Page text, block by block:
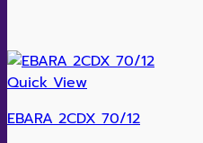
Quick View
EBARA 2CDX 70/12